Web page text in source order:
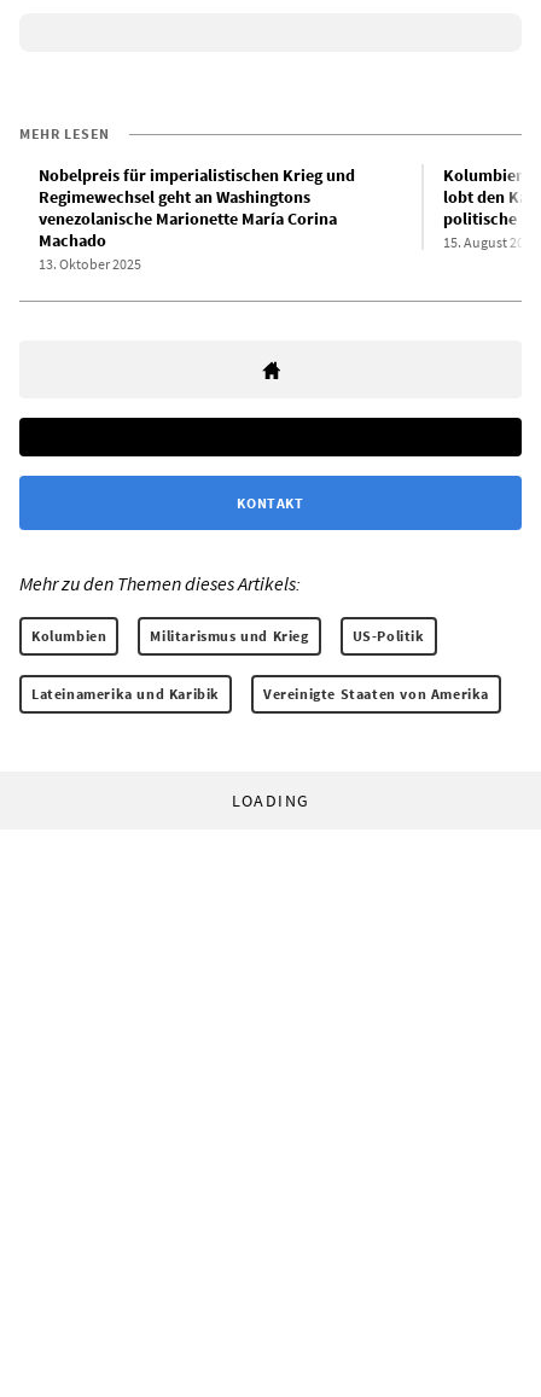
MEHR LESEN
Nobelpreis für imperialistischen Krieg und
Regimewechsel geht an Washingtons
venezolanische Marionette María Corina
Machado
13. Oktober 2025
Kolumbien:
lobt den
politische
15. August 2022
KONTAKT
Mehr zu den Themen dieses Artikels:
Kolumbien Militarismus und Krieg US-Politik
Lateinamerika und Karibik Vereinigte Staaten von Amerika
LOADING